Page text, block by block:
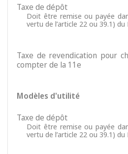
Taxe de dépôt
Doit être remise ou payée
vertu de l’article 22 ou 39.1) du
Taxe de revendication pour
compter de la 11e
Modèles d'utilité
Taxe de dépôt
Doit être remise ou payée
vertu de l’article 22 ou 39.1) du